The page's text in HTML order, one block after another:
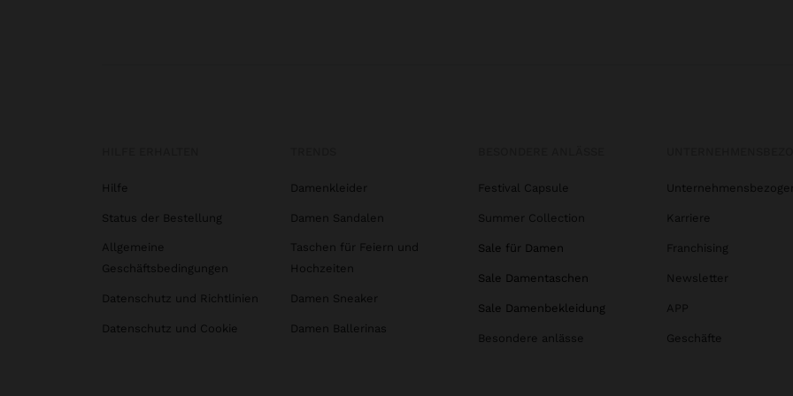
Hilfe
Status der Bestellung
Allgemeine
Geschäftsbedingungen
Datenschutz und Richtlinien
Datenschutz und Cookie
Damenkleider
Damen Sandalen
Taschen für Feiern und
Hochzeiten
Damen Sneaker
Damen Ballerinas
Festival Capsule
Summer Collection
Sale für Damen
Sale Damentaschen
Sale Damenbekleidung
Besondere anlässe
Karriere
Franchising
Newsletter
APP
Geschäfte